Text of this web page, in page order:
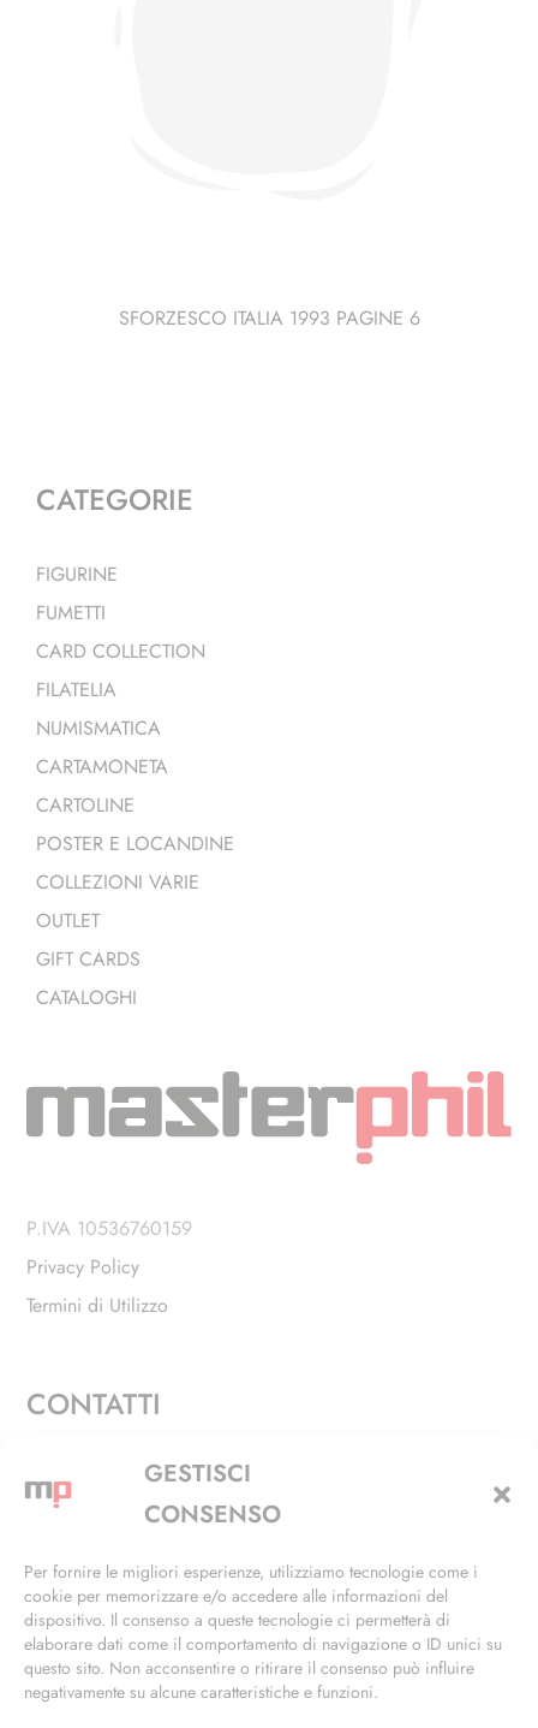
GESTISCI
CONSENSO
Per fornire le migliori esperienze, utilizziamo tecnologie come i
cookie per memorizzare e/o accedere alle informazioni del
dispositivo. Il consenso a queste tecnologie ci permetterà di
elaborare dati come il comportamento di navigazione o ID unici su
questo sito. Non acconsentire o ritirare il consenso può influire
negativamente su alcune caratteristiche e funzioni.
SFORZESCO ITALIA 1993 PAGINE 6
CATEGORIE
FIGURINE
FUMETTI
CARD COLLECTION
FILATELIA
NUMISMATICA
CARTAMONETA
CARTOLINE
POSTER E LOCANDINE
COLLEZIONI VARIE
OUTLET
GIFT CARDS
CATALOGHI
P.IVA 10536760159
Privacy Policy
Termini di Utilizzo
CONTATTI
Via Alfieri, 27 - Trezzano Sul Naviglio (MI)
+39 02 4846 3155
info@masterphil.it